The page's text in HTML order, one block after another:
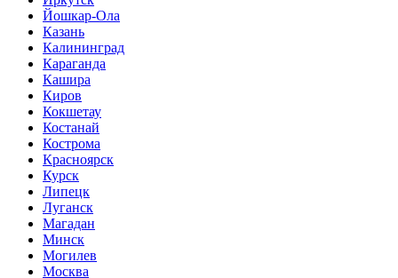
Йошкар-Ола
Казань
Калининград
Караганда
Кашира
Киров
Кокшетау
Костанай
Кострома
Красноярск
Курск
Липецк
Луганск
Магадан
Минск
Могилев
Москва